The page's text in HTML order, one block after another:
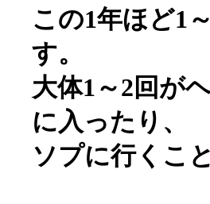
この1年ほど1
す。
大体1～2回が
に入ったり、
ソプに行くこ